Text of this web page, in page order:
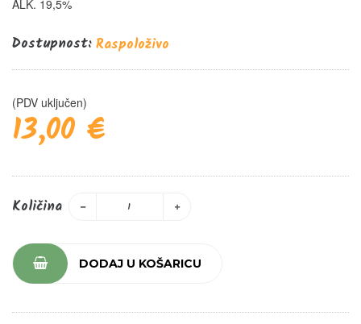
ALK. 19,5%
Dostupnost:Raspoloživo
(PDV uključen)
13,00 €
Količina
DODAJ U KOŠARICU